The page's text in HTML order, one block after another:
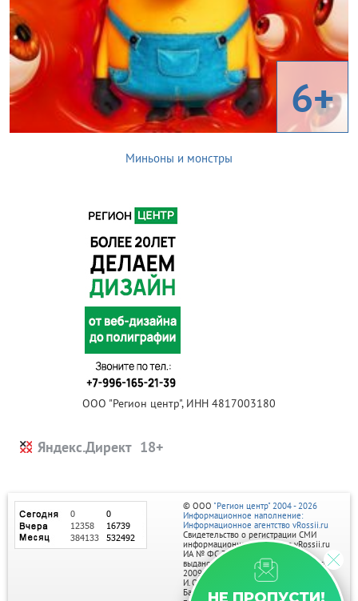
6+
Миньоны и монстры
ООО "Регион центр", ИНН 4817003180
Яндекс.Директ
© ООО "Регион центр" 2004 - 2026
Информационное наполнение:
Информационное агентство vRossii.ru
Свидетельство о регистрации СМИ
информационного агентства vRossii.ru
ИА № ФС 77‑35502
выдано РОСКОМНАДЗОРом 04 марта
2009г.
И. О. Главного редактора Нарыков А. Н.
Баннеры на портале размещаются на